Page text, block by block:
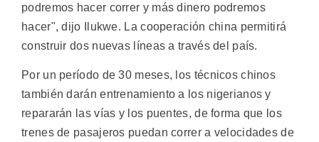
podremos hacer correr y más dinero podremos
hacer", dijo Ilukwe. La cooperación china permitirá
construir dos nuevas líneas a través del país.
Por un período de 30 meses, los técnicos chinos
también darán entrenamiento a los nigerianos y
repararán las vías y los puentes, de forma que los
trenes de pasajeros puedan correr a velocidades de